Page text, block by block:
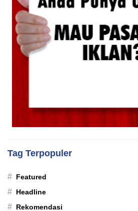
Tag Terpopuler
# Featured
# Headline
# Rekomendasi